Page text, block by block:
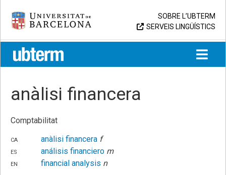
content
Universitat de Barcelona
SOBRE L’UBTERM
SERVEIS LINGÜÍSTICS
UB > UBTERM
anàlisi financera
Comptabilitat
ca
anàlisi financera f
es
análisis financiero m
en
financial analysis n